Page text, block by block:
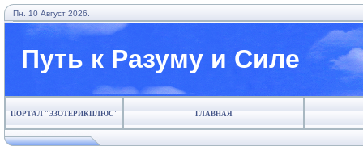
Пн. 10 Август 2026.
Путь к Разуму и Силе
ПОРТАЛ "ЭЗОТЕРИКПЛЮС" ГЛАВНАЯ